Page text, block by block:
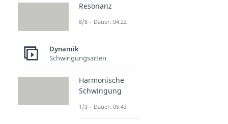
Resonanz
8/8 – Dauer: 04:22
Dynamik
Schwingungsarten
Harmonische
Schwingung
1/3 – Dauer: 05:43